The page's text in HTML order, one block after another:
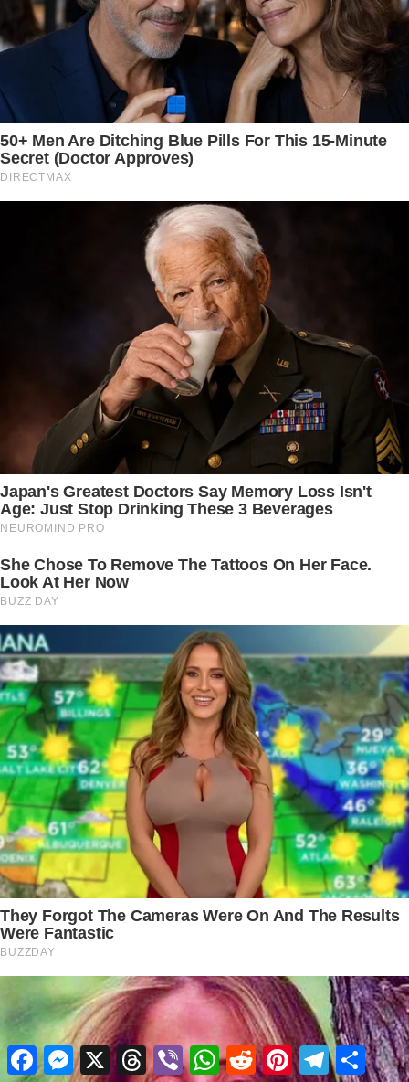
FacebookMessenger
X ThreadsViberWhatsApp
RedditPinterestTelegram
Share